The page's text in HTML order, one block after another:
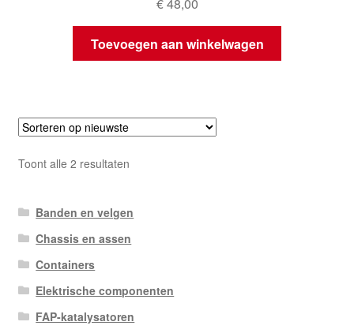
Toevoegen aan winkelwagen
Toont alle 2 resultatenGesorteerd
Banden en velgen
Chassis en assen
Containers
Elektrische componenten
FAP-katalysatoren